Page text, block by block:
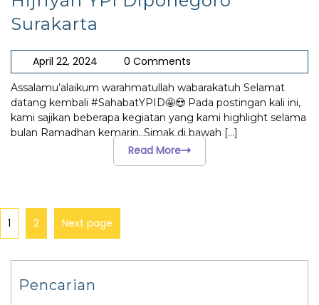
Surakarta
April 22, 2024 0 Comments
Assalamu’alaikum warahmatullah wabarakatuh Selamat
datang kembali #SahabatYPID🤩😍 Pada postingan kali ini,
kami sajikan beberapa kegiatan yang kami highlight selama
bulan Ramadhan kemarin. Simak di bawah [...]
Read More
1 2 Next page
Pencarian